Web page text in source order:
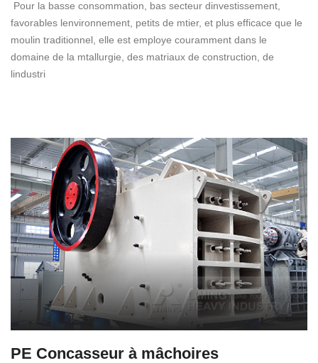
Pour la basse consommation, bas secteur dinvestissement,
favorables lenvironnement, petits de mtier, et plus efficace que le
moulin traditionnel, elle est employe couramment dans le
domaine de la mtallurgie, des matriaux de construction, de
lindustri
PE Concasseur à mâchoires